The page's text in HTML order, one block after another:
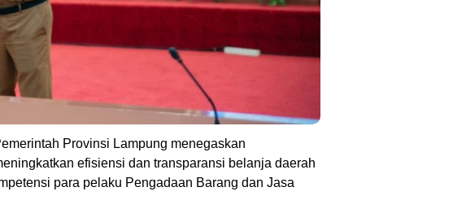
Provinsi Lampung menegaskan
efisiensi dan transparansi belanja daerah
para pelaku Pengadaan Barang dan Jasa